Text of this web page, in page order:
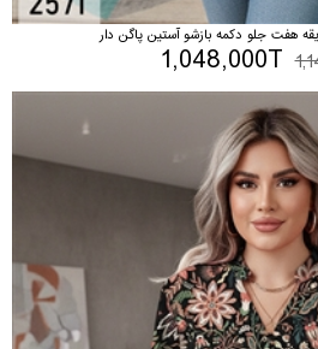
هفت جلو دکمه بازشو آستین پاگن دار
1,048,000T